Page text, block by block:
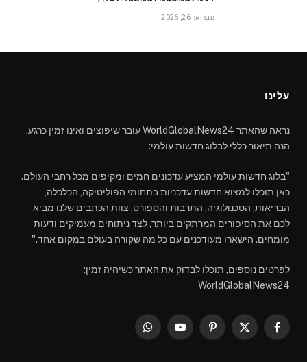
פברואר 26, 2026
עלינו
נראה שהאתר WorldGlobalNews24 עובר שיפוצים ואינו זמין כרגע.
הנה תיאור כללי לבלוג חדשות עולמי:
"בלוג חדשות עולמי המציע עדכונים חמים ומקיפים מכל רחבי העולם.
כאן תוכלו למצוא חדשות עדכניות בתחומי הפוליטיקה, הכלכלה,
הבריאות, הטכנולוגיה, התרבות והספורט. צוות הכתבים שלנו מביא
לכם את הסיפורים המרתקים ביותר, לצד ניתוחים מעמיקים ודעות
מומחים. הישארו מעודכנים עם כל מה שקורה בעולם במקום אחד."
לפרטים נוספים, תוכלו לבדוק את האתר כשיהיה זמין:
WorldGlobalNews24
Facebook
X
Pinterest
YouTube
WhatsApp